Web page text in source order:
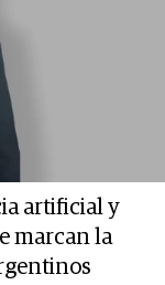
artificial y
marcan la